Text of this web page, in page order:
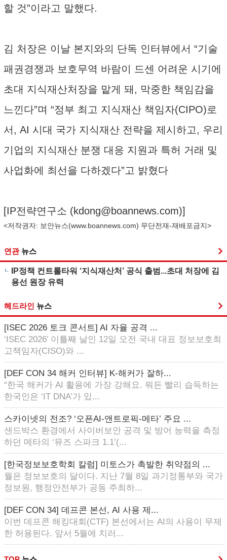
할 것”이라고 말했다.
김 처장은 이날 본지와의 단독 인터뷰에서 “기술
패권경쟁과 보호무역 바람이 드센 어려운 시기에
초대 지식재산처장을 맡게 돼, 막중한 책임감을
느낀다”며 “정부 최고 지식재산 책임자(CIPO)로
서, AI 시대 국가 지식재산 전략을 제시하고, 우리
기업의 지식재산 분쟁 대응 지원과 특허 거래 및
사업화에 최선을 다하겠다”고 밝혔다
[IP전략연구소 (kdong@boannews.com)]
<저작권자: 보안뉴스(www.boannews.com) 무단전재-재배포금지>
연관 뉴스
IP정책 컨트롤타워 ‘지식재산처’ 공식 출범...초대 처장에 김
용선 원장 유력
헤드라인 뉴스
[ISEC 2026 토크 콘서트] AI 자율 공격 ...
‘ISEC 2026’ 이틀째 날인 12일 오전 국내 대표 정보보호최
고책임자(CISO)와 ...
[DEF CON 34 해커 인터뷰] K-해커가 잘하...
“한국 해커가 AI 활용에 가장 강해요. 뭐든 빨리 습득하는
한국인은 ‘IT DNA’가 있...
스카이넷의 전조? ‘오픈AI-앤트로픽-메타’ 주요 ...
샌드박스 환경에서 사이버보안 공격 및 방어 능력을 측정
하던 메타의 ‘뮤즈 스파크 1.1’(...
[한국정보보호학회 칼럼] 미토스가 촉발한 취약점의 ...
월은 정보보호의 달이다. 지난 7월 8일 과기정통부와 국가
정보원, 행정안전부가 공동 주최하...
[DEF CON 34] 데프콘 본선, AI 사용 제...
이번 데프콘 해킹대회(CTF) 본선에서는 AI의 사용이 무제
한 허용된다. 앞서 5월에 치러...